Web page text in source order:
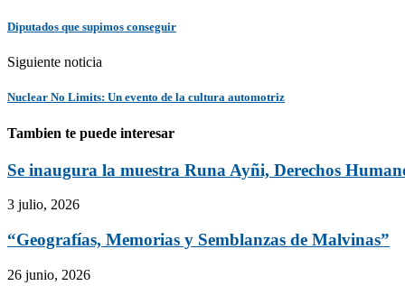
Diputados que supimos conseguir
Siguiente noticia
Nuclear No Limits: Un evento de la cultura automotriz
Tambien te puede interesar
Se inaugura la muestra Runa Ayñi, Derechos
3 julio, 2026
“Geografías, Memorias y Semblanzas de Malvinas”
26 junio, 2026